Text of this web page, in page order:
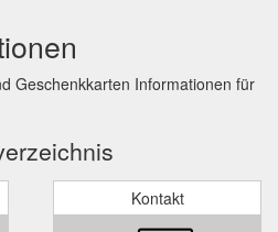
Geschenkkarten Informationen für
Kontakt